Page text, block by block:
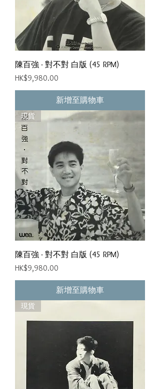
陳百強 - 對不對 白版 (45 RPM)
價格
HK$9,980.00
新增至購物車
現貨
陳百強 - 對不對 白版 (45 RPM)
價格
HK$9,980.00
新增至購物車
現貨